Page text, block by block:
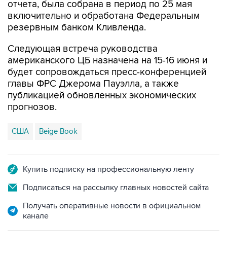
отчета, была собрана в период по 25 мая
включительно и обработана Федеральным
резервным банком Кливленда.
Следующая встреча руководства
американского ЦБ назначена на 15-16 июня и
будет сопровождаться пресс-конференцией
главы ФРС Джерома Пауэлла, а также
публикацией обновленных экономических
прогнозов.
США Beige Book
Купить подписку на профессиональную ленту
Подписаться на рассылку главных новостей сайта
Получать оперативные новости в официальном
канале